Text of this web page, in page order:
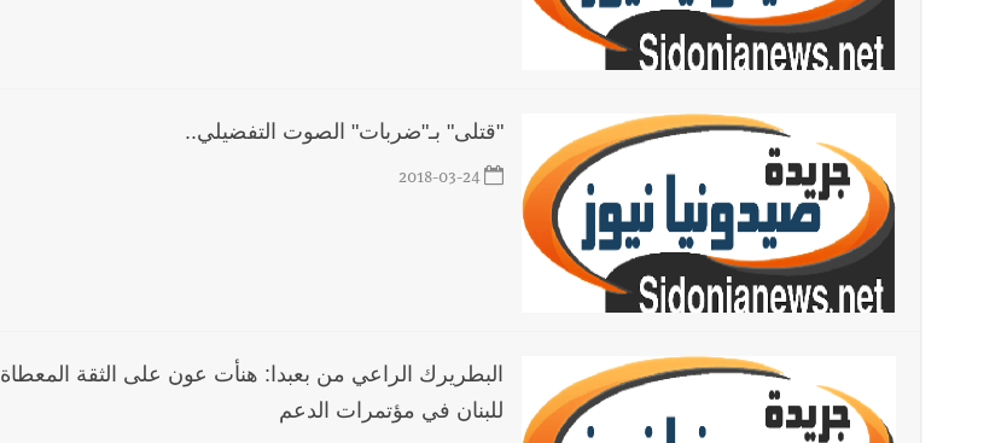
"قتلى" بـ"ضربات" الصوت التفضيلي..
2018-03-24
البطريرك الراعي من بعبدا: هنأت عون على الثقة المعطاة
للبنان في مؤتمرات الدعم